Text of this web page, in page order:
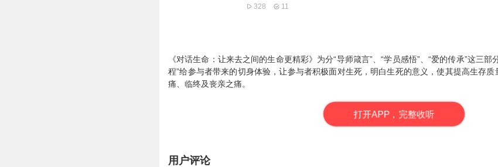
328 11
《对话生命：让来去之间的生命更精彩》为分“导师箴言”、“学员感悟”、“爱的传承”这三
程”给参与者带来的切身体验，让参与者积极面对生死，明白生死的意义，使其提高生存
痛、临终及丧亲之痛。
打开APP，完整收听
用户评论